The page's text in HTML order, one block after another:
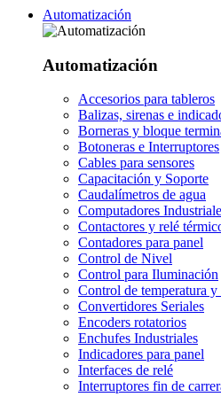
Automatización
Automatización
Accesorios para tableros
Balizas, sirenas e
Borneras y bloque
Botoneras e Interruptores
Cables para sensores
Capacitación y Soporte
Caudalímetros de agua
Computadores
Contactores y relé
Contadores para panel
Control de Nivel
Control para Iluminación
Control de temperatura y
Convertidores Seriales
Encoders rotatorios
Enchufes Industriales
Indicadores para panel
Interfaces de relé
Interruptores fin de